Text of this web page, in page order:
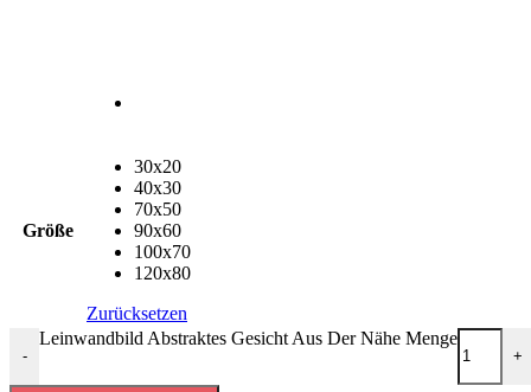
Größe
30x20
40x30
70x50
90x60
100x70
120x80
Zurücksetzen
-
Leinwandbild Abstraktes Gesicht Aus Der Nähe Menge
+